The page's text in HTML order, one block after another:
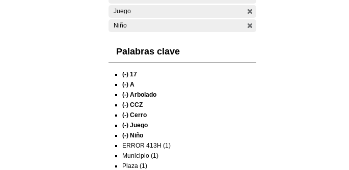
Juego
Niño
Palabras clave
(-) 17
(-) A
(-) Arbolado
(-) CCZ
(-) Cerro
(-) Juego
(-) Niño
ERROR 413H (1)
Municipio (1)
Plaza (1)